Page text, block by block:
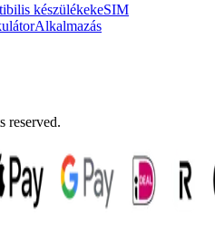
készülékekeSIM
Alkalmazás
reserved.